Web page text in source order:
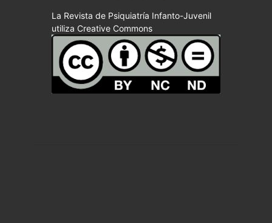
La Revista de Psiquiatría Infanto-Juvenil
utiliza Creative Commons